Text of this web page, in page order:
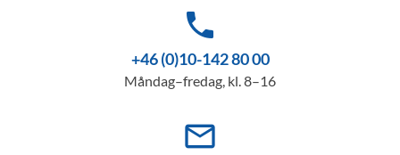
phone
+46 (0)10-142 80 00
Måndag–fredag, kl. 8–16
mail_outline